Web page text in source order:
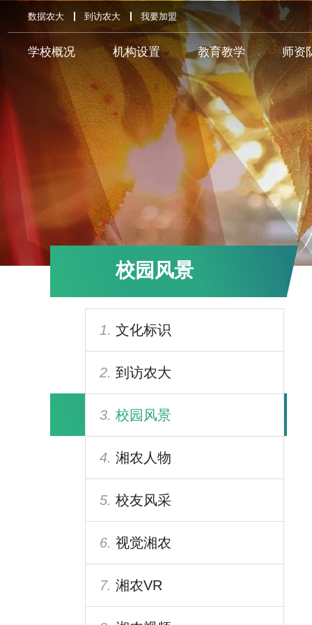
数据农大 到访农大 我要加盟
学校概况 机构设置 教育教学 师资
校园风景
1. 文化标识
2. 到访农大
3. 校园风景
4. 湘农人物
5. 校友风采
6. 视觉湘农
7. 湘农VR